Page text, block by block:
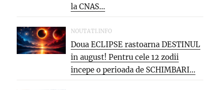
la CNAS...
NOUTATI.INFO
Doua ECLIPSE rastoarna DESTINUL
in august! Pentru cele 12 zodii
incepe o perioada de SCHIMBARI...